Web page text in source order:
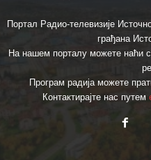
Портал Радио-телевизије
грађана
На нашем порталу можете наћи
Програм радија можете
Контактирајте нас путем